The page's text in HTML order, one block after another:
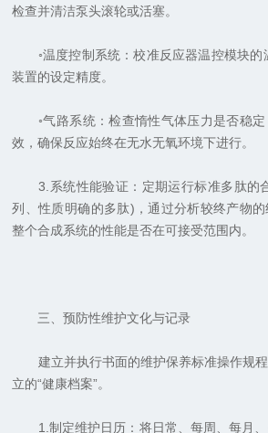
检查并清洁泵头滚轮或活塞。
◦温度控制系统：校准反应器温控模块的
装置的设定精度。
◦气路系统：检查惰性气体压力是否稳定
效，确保反应始终在无水无氧环境下进行。
3.系统性能验证：定期运行标准多肽的
列、性质明确的多肽)，通过分析较终产物
整个合成系统的性能是否在可接受范围内。
三、预防性维护文化与记录
建立并执行书面的维护保养标准操作规程
立的“健康档案”。
1.制定维护日历：将日常、每周、每月、